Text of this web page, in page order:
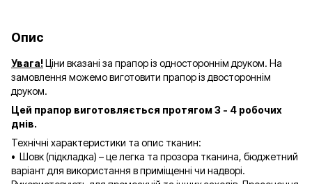
Опис
Увага!Ціни вказані за прапор із одностороннім друком. На
замовлення можемо виготовити прапор із двостороннім
друком.
Цей прапор виготовляється протягом 3 - 4 робочих
днів.
Технічні характеристики та опис тканин:
• Шовк (підкладка) – це легка та прозора тканина, бюджетний
варіант для використання в приміщенні чи надворі.